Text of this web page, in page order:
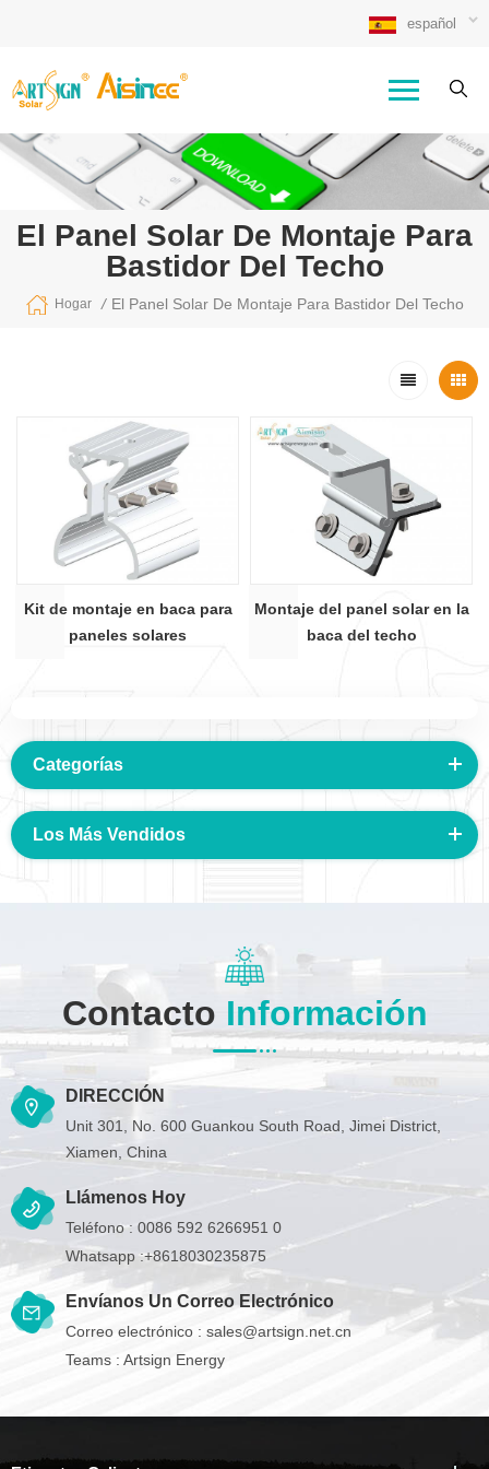
español
El Panel Solar De Montaje Para
Bastidor Del Techo
Hogar / El Panel Solar De Montaje Para Bastidor Del Techo
Kit de montaje en baca para
paneles solares
Montaje del panel solar en la
baca del techo
Categorías
Los Más Vendidos
Contacto Información
DIRECCIÓN
Unit 301, No. 600 Guankou South Road, Jimei District,
Xiamen, China
Llámenos Hoy
Teléfono : 0086 592 6266951 0
Whatsapp :+8618030235875
Envíanos Un Correo Electrónico
Correo electrónico : sales@artsign.net.cn
Teams : Artsign Energy